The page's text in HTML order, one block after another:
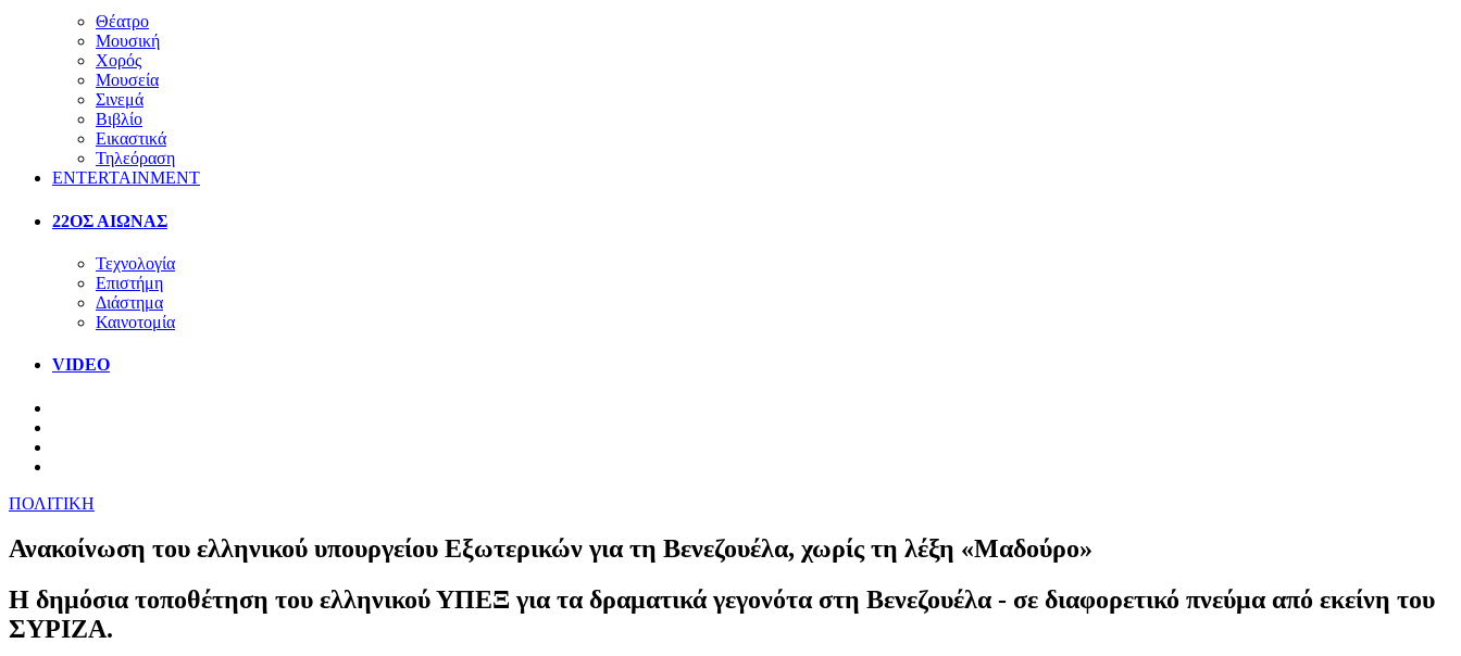
Θέατρο
Μουσική
Χορός
Μουσεία
Σινεμά
Βιβλίο
Εικαστικά
Τηλεόραση
ENTERTAINMENT
22ΟΣ ΑΙΩΝΑΣ
Τεχνολογία
Επιστήμη
Διάστημα
Καινοτομία
VIDEO
ΠΟΛΙΤΙΚΗ
Ανακοίνωση του ελληνικού υπουργείου Εξωτερικών για τη Βενεζουέλα, χωρίς τη λέξη «Μαδούρο»
Η δημόσια τοποθέτηση του ελληνικού ΥΠΕΞ για τα δραματικά γεγονότα στη Βενεζουέλα - σε διαφορετικό πνεύμα από εκείνη του
ΣΥΡΙΖΑ.